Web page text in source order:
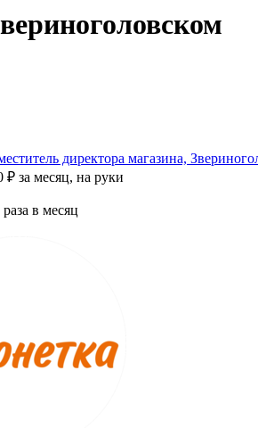
директора магазина,
₽ за месяц, на руки
в месяц